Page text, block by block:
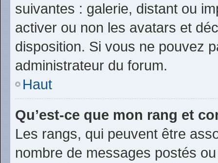
suivantes : galerie, distant ou
activer ou non les avatars et
disposition. Si vous ne pouvez
administrateur du forum.
Haut
Qu’est-ce que mon rang et
Les rangs, qui peuvent être
nombre de messages postés